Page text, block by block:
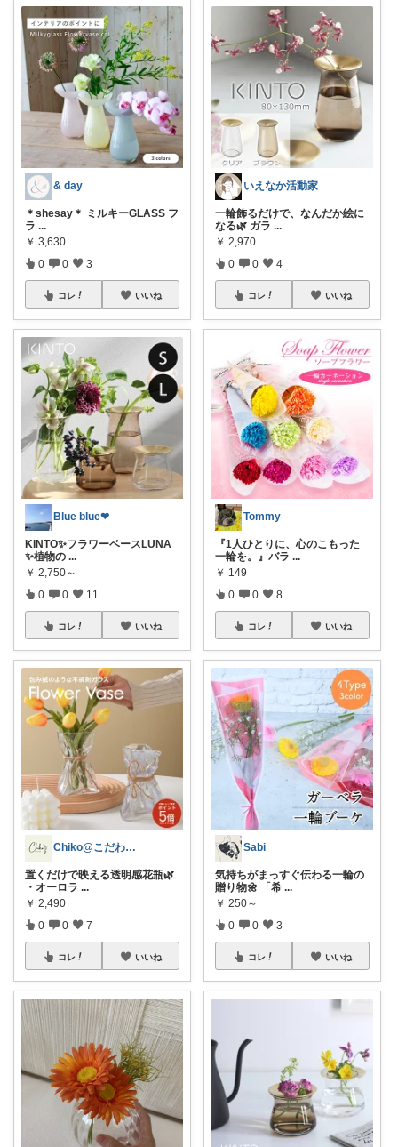
& day
＊shesay＊ ミルキーGLASS フ
ラ ...
￥ 3,630
0 0 3
コレ いいね
Blue blue❤︎
KINTO✨フラワーベースLUNA
✨植物の ...
￥ 2,750～
0 0 11
コレ いいね
Chiko@こだわりママ🌿
置くだけで映える透明感花瓶🌿
・オーロラ ...
￥ 2,490
0 0 7
コレ いいね
いえなか活動家
一輪飾るだけで、なんだか絵に
なる🌿 ガラ ...
￥ 2,970
0 0 4
コレ いいね
Tommy
『1人ひとりに、心のこもった
一輪を。』バラ ...
￥ 149
0 0 8
コレ いいね
Sabi
気持ちがまっすぐ伝わる一輪の
贈り物🌼 「希 ...
￥ 250～
0 0 3
コレ いいね